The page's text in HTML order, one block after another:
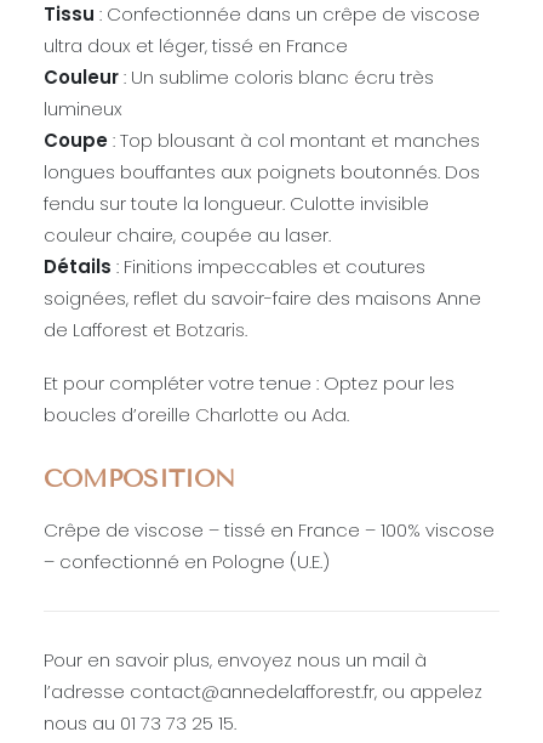
Tissu : Confectionnée dans un crêpe de viscose
ultra doux et léger, tissé en France
Couleur: Un sublime coloris blanc écru très
lumineux
Coupe: Top blousant à col montant et manches
longues bouffantes aux poignets boutonnés. Dos
fendu sur toute la longueur. Culotte invisible
couleur chaire, coupée au laser.
Détails : Finitions impeccables et coutures
soignées, reflet du savoir-faire des maisons Anne
de Lafforest et Botzaris.
Et pour compléter votre tenue : Optez pour les
boucles d’oreille Charlotte ou Ada.
COMPOSITION
Crêpe de viscose – tissé en France – 100% viscose
– confectionné en Pologne (U.E.)
Pour en savoir plus, envoyez nous un mail à
l’adresse contact@annedelafforest.fr, ou appelez
nous au 01 73 73 25 15.